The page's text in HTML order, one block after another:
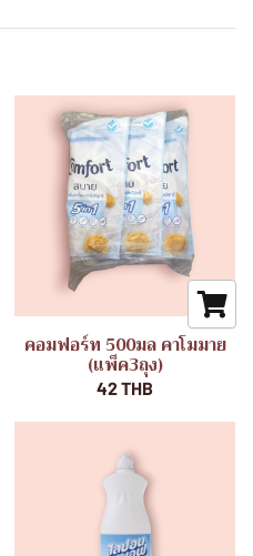
คอมฟอร์ท 500มล คาโมมาย
(แพ็ค3ถุง)
42 THB